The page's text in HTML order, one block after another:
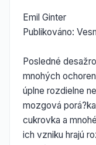
Emil Ginter
Publikováno:
Posledné
mnohých
úplne rozdielne
mozgová
cukrovka a
ich vzniku hrajú